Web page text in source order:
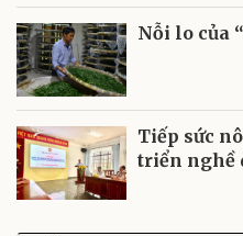
Nỗi lo của
Tiếp sức
triển nghề